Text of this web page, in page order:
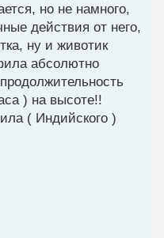
но не намного,
действия от него,
ну и животик
абсолютно
продолжительность
) на высоте!!
( Индийского )